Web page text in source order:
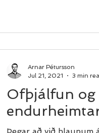
Ofþjálfun og
Arnar Pétursson
Jul 21, 2021
3 min